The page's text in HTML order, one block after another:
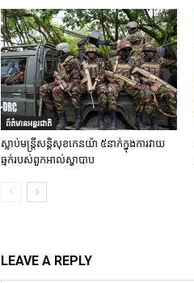
ព័ត៌មានអន្តរជាតិ
ស្លាប់មន្ត្រីសន្តិសុខកេនយ៉ា ៥នាក់ក្នុងការវាយ
ឆ្មក់របស់ពួកអាល់ស្ហាបាប
LEAVE A REPLY